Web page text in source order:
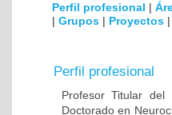
Perfil profesional |
| Grupos | Proyectos
Perfil profesional
Profesor Titular
Doctorado en